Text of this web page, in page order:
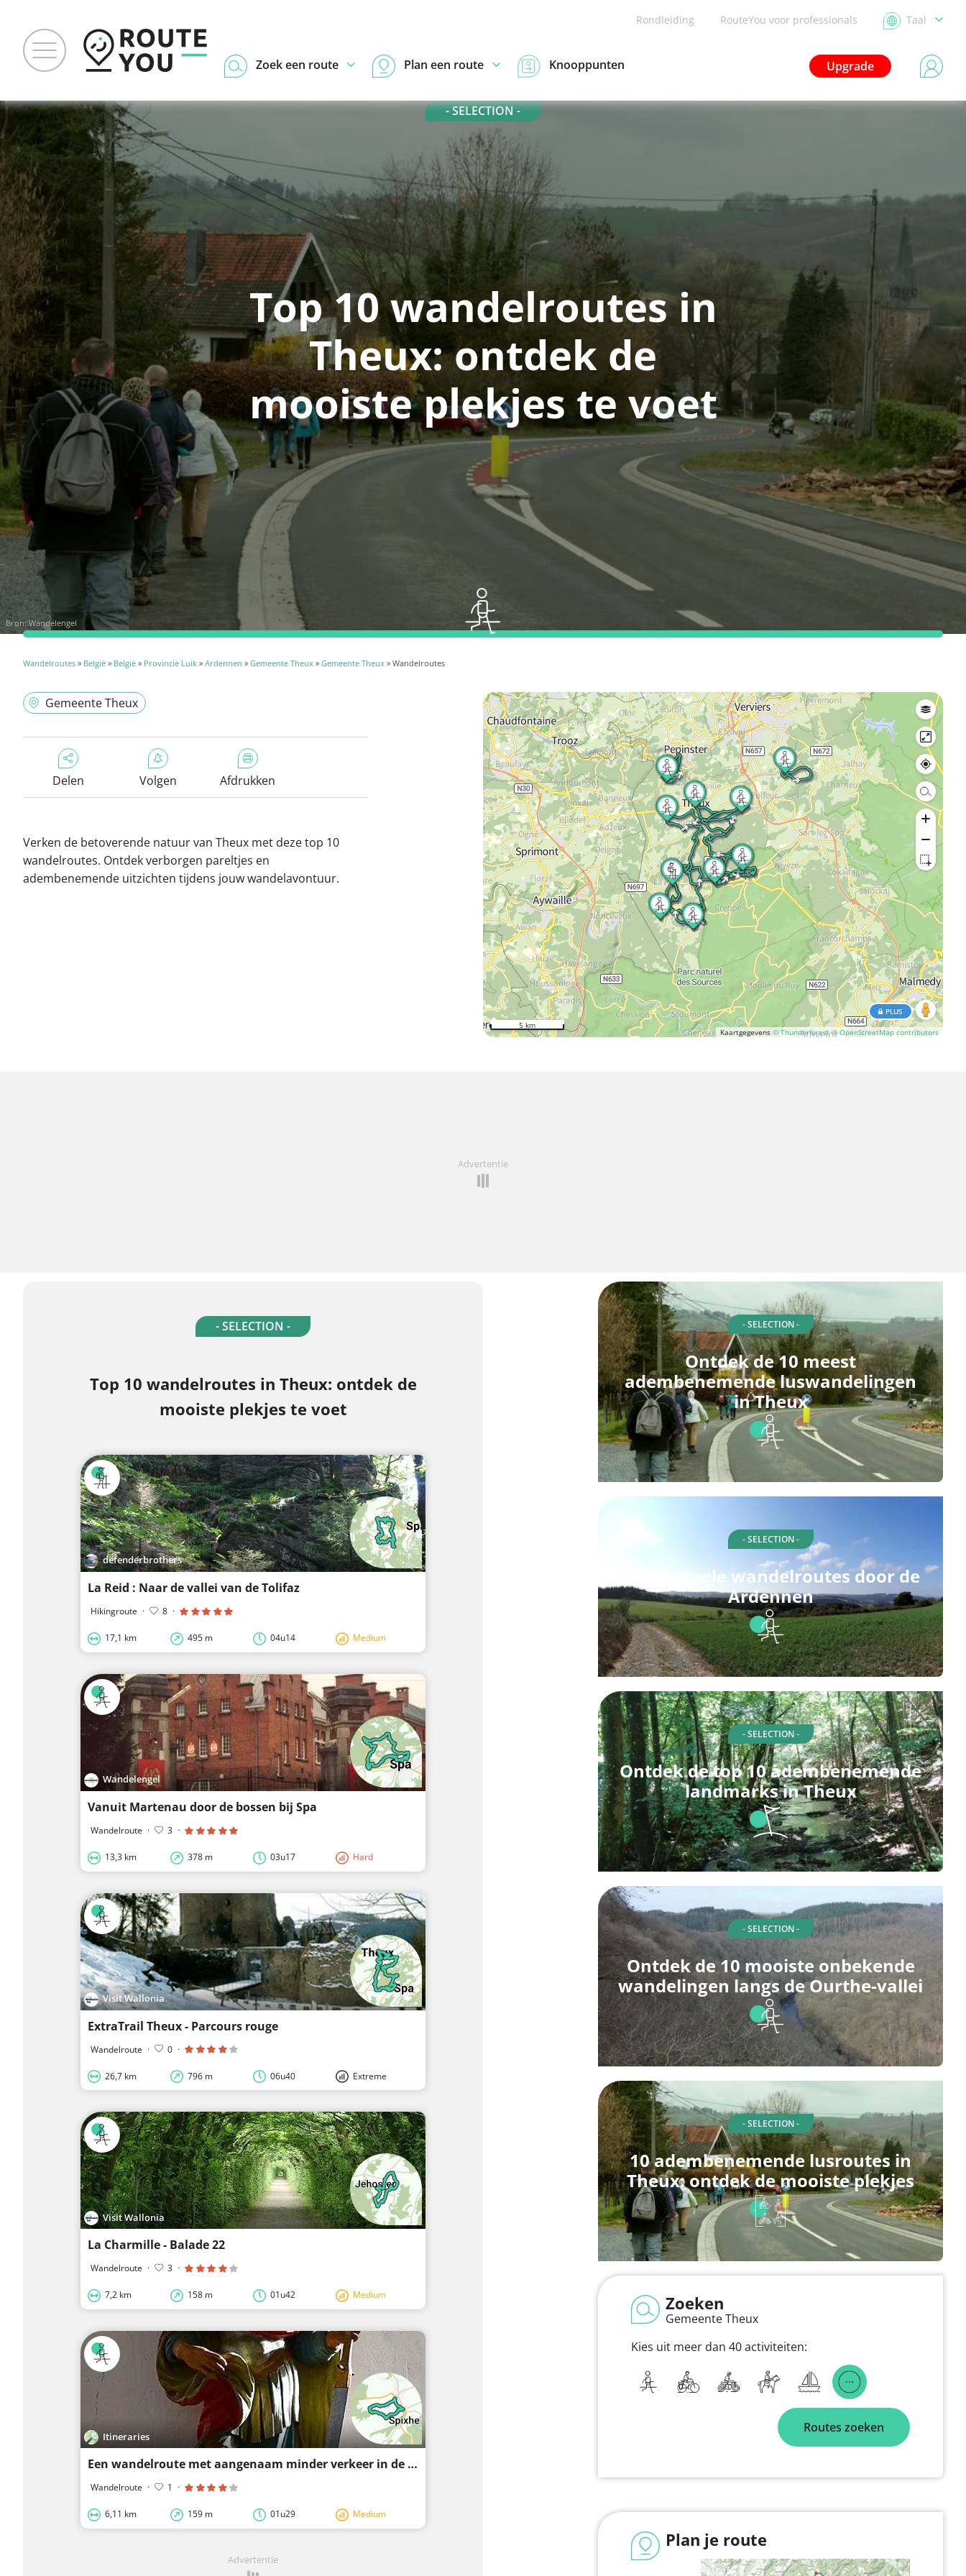
Rondleiding RouteYou voor professionals Taal
Upgrade
Zoek een route Plan een route Knooppunten
- SELECTION -
Top 10 wandelroutes in
Theux: ontdek de
mooiste plekjes te voet
Bron: Wandelengel
Wandelroutes » België » België » Provincie Luik » Ardennen » Gemeente Theux » Gemeente Theux » Wandelroutes
Gemeente Theux
Delen Volgen Afdrukken
Verken de betoverende natuur van Theux met deze top 10
wandelroutes. Ontdek verborgen pareltjes en
adembenemende uitzichten tijdens jouw wandelavontuur.
Kaartgegevens © Thunderforest © OpenStreetMap contributors
PLUS
5 km
Advertentie
- SELECTION -
Top 10 wandelroutes in Theux: ontdek de
mooiste plekjes te voet
defenderbrothers
La Reid : Naar de vallei van de Tolifaz
Hikingroute · 8 ·
17,1 km 495 m 04u14 Medium
Wandelengel
Vanuit Martenau door de bossen bij Spa
Wandelroute · 3 ·
13,3 km 378 m 03u17 Hard
Visit Wallonia
ExtraTrail Theux - Parcours rouge
Wandelroute · 0 ·
26,7 km 796 m 06u40 Extreme
Visit Wallonia
La Charmille - Balade 22
Wandelroute · 3 ·
7,2 km 158 m 01u42 Medium
Itineraries
Een wandelroute met aangenaam minder verkeer in de Ardennen
Wandelroute · 1 ·
6,11 km 159 m 01u29 Medium
Advertentie
- SELECTION -
Ontdek de 10 meest
adembenemende luswandelingen
in Theux
- SELECTION -
10 spirituele wandelroutes door de
Ardennen
- SELECTION -
Ontdek de top 10 adembenemende
landmarks in Theux
- SELECTION -
Ontdek de 10 mooiste onbekende
wandelingen langs de Ourthe-vallei
- SELECTION -
10 adembenemende lusroutes in
Theux: ontdek de mooiste plekjes
Zoeken
Gemeente Theux
Kies uit meer dan 40 activiteiten:
Routes zoeken
Plan je route